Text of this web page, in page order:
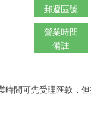
郵遞區號
營業時間
備註
間可先受理匯款，